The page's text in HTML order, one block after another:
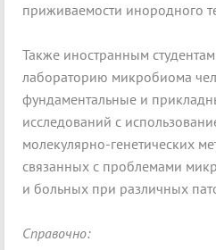
приживаемости инородного
Также иностранным
лабораторию микробиома
фундаментальные и
исследований с
молекулярно-генетических
связанных с проблемами
и больных при различных
Справочно: